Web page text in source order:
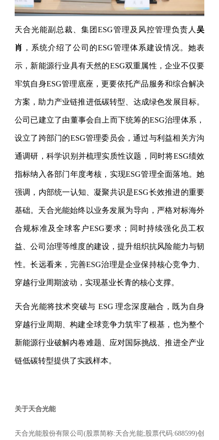
天合光能副总裁、集团ESG管理及风控管理负责人吴
肖 ，系统介绍了公司的ESG管理体系建设情况。她表
示，新能源行业具有天然的ESG双重属性，企业不仅要
牢筑自身ESG管理底座，更要依托产品服务和综合解决
方案，助力产业链推进低碳转型、达成绿色发展目标。
公司已建立了由董事会自上而下统筹的ESG治理体系，
设立了跨部门的ESG管理委员会，通过与利益相关方沟
通调研，科学识别并梳理实质性议题，同时将ESG绩效
指标纳入各部门年度考核，实现ESG管理全面落地。她
强调，内部统一认知、凝聚共识是ESG长效推进的重要
基础。天合光能始终以业务发展为导向，严格对标海外
合规标准及全球客户ESG要求；同时持续强化员工权
益、公司治理等维度的建设，提升组织抗风险能力与韧
性。长远看来，完善ESG治理是企业保持核心竞争力、
穿越行业周期波动，实现基业长青的核心支撑。
天合光能将技术突破与 ESG 理念深度融合，既为自身
穿越行业周期、构建全球竞争力筑牢了根基，也为整个
新能源行业破解内卷难题、应对国际挑战、推进全产业
链低碳转型提供了实践样本。
关于天合光能
天合光能股份有限公司(股票简称:天合光能;股票代码:688599)创